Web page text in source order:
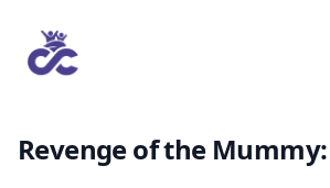
Revenge of the Mummy: